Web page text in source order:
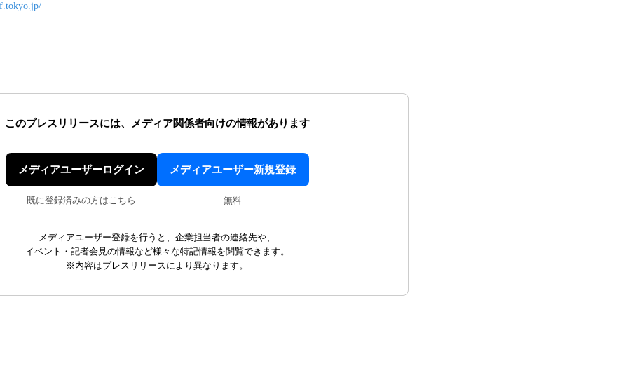
このプレスリリースには、 メディア関係者向けの情報があります
メディアユーザーログイン
既に登録済みの方はこちら
メディアユーザー新規登録
無料
メディアユーザー登録を行うと、企業担当者の連絡先や、
イベント・記者会見の情報など様々な特記情報を閲覧できます。
※内容はプレスリリースにより異なります。